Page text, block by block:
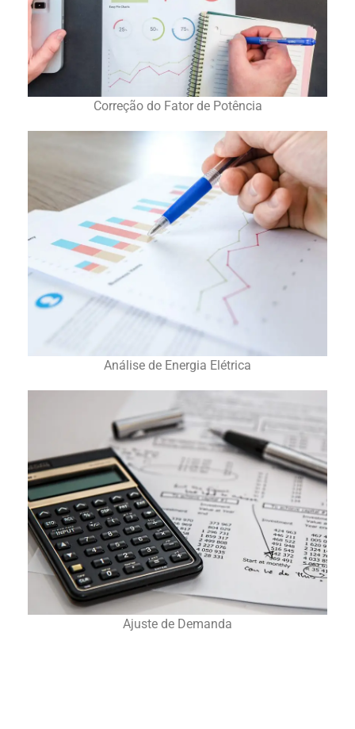
Correção do Fator de Potência
Análise de Energia Elétrica
Ajuste de Demanda